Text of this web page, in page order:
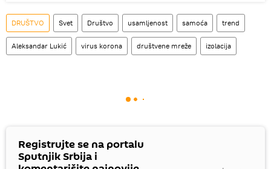
DRUŠTVO Svet Društvo usamljenost samoća trend
Aleksandar Lukić virus korona društvene mreže izolacija
Registrujte se na portalu
Sputnjik Srbija i